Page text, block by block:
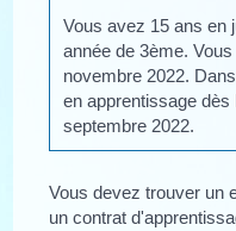
Vous avez 15 ans en
année de 3ème.
novembre 2022.
en apprentissage
septembre 2022.
Vous devez trouver un
un contrat